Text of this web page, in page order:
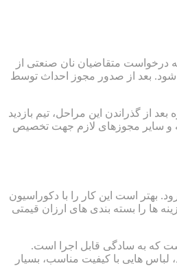
درخواست متقاضیان نان صنعتی از
شود. بعد از صدور مجوز احداث توسط
از گذراندن این مراحل، تیم بازدید
و سایر مجوزهای لازم جهت تخصیص
بهتر است این کار را با دکوراسیون
ها را بسته بندی های ارزان قیمتی
که به سادگی قابل اجرا است.
لباس هایی با کیفیت مناسب، بسیار